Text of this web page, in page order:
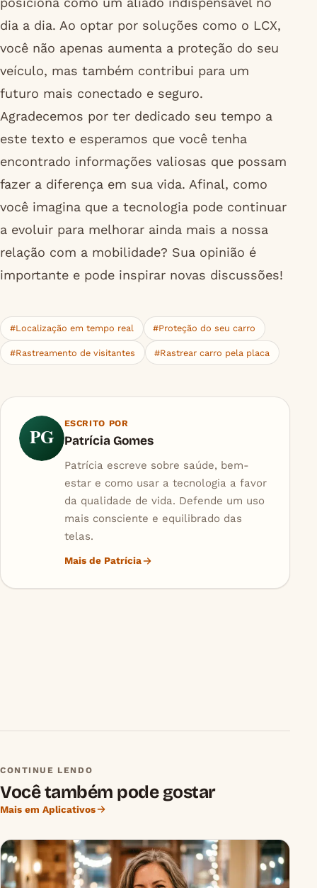
dia a dia. Ao optar por soluções como o LCX,
você não apenas aumenta a proteção do seu
veículo, mas também contribui para um
futuro mais conectado e seguro.
Agradecemos por ter dedicado seu tempo a
este texto e esperamos que você tenha
encontrado informações valiosas que possam
fazer a diferença em sua vida. Afinal, como
você imagina que a tecnologia pode continuar
a evoluir para melhorar ainda mais a nossa
relação com a mobilidade? Sua opinião é
importante e pode inspirar novas discussões!
#Localização em tempo real #Proteção do seu carro
#Rastreamento de visitantes #Rastrear carro pela placa
PG
ESCRITO POR
Patrícia Gomes
Patrícia escreve sobre saúde, bem-
estar e como usar a tecnologia a favor
da qualidade de vida. Defende um uso
mais consciente e equilibrado das
telas.
Mais de Patrícia
CONTINUE LENDO
Você também pode gostar
Mais em Aplicativos